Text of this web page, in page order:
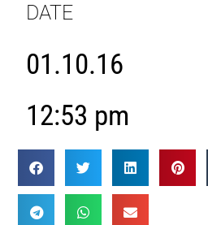
DATE
01.10.16
12:53 pm